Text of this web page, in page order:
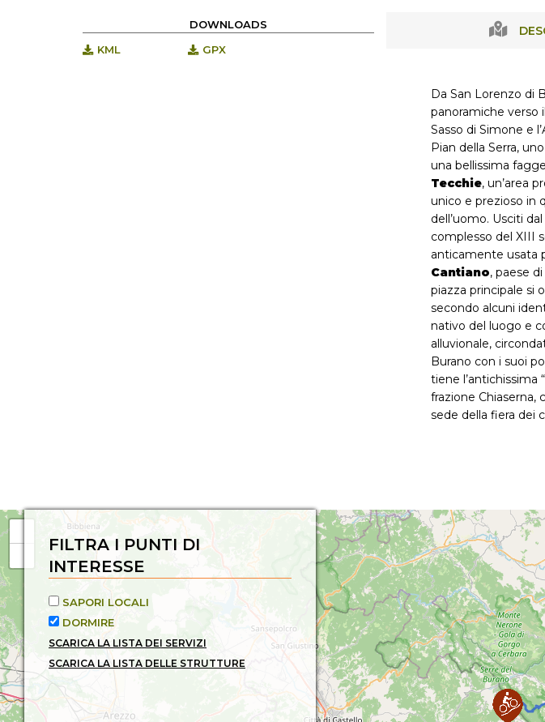
DOWNLOADS
KML
GPX
Da San Lorenzo di
panoramiche verso
Sasso di Simone e
Pian della Serra,
una bellissima
Tecchie, un’area
unico e prezioso in
dell’uomo. Usciti
complesso del XIII
anticamente usata
Cantiano, paese
piazza principale si
secondo alcuni
nativo del luogo e
alluvionale,
Burano con i suoi
tiene l’antichissima “
frazione Chiaserna,
sede della fiera dei
Periodo consigliato:
Gennaio Febbraio
Dicembre
FILTRA I PUNTI DI
INTERESSE
SAPORI LOCALI
DORMIRE
SCARICA LA LISTA DEI SERVIZI
SCARICA LA LISTA DELLE STRUTTURE